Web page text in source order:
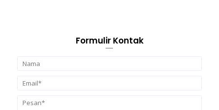
Formulir Kontak